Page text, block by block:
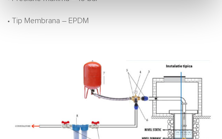
• Tip Membrana – EPDM